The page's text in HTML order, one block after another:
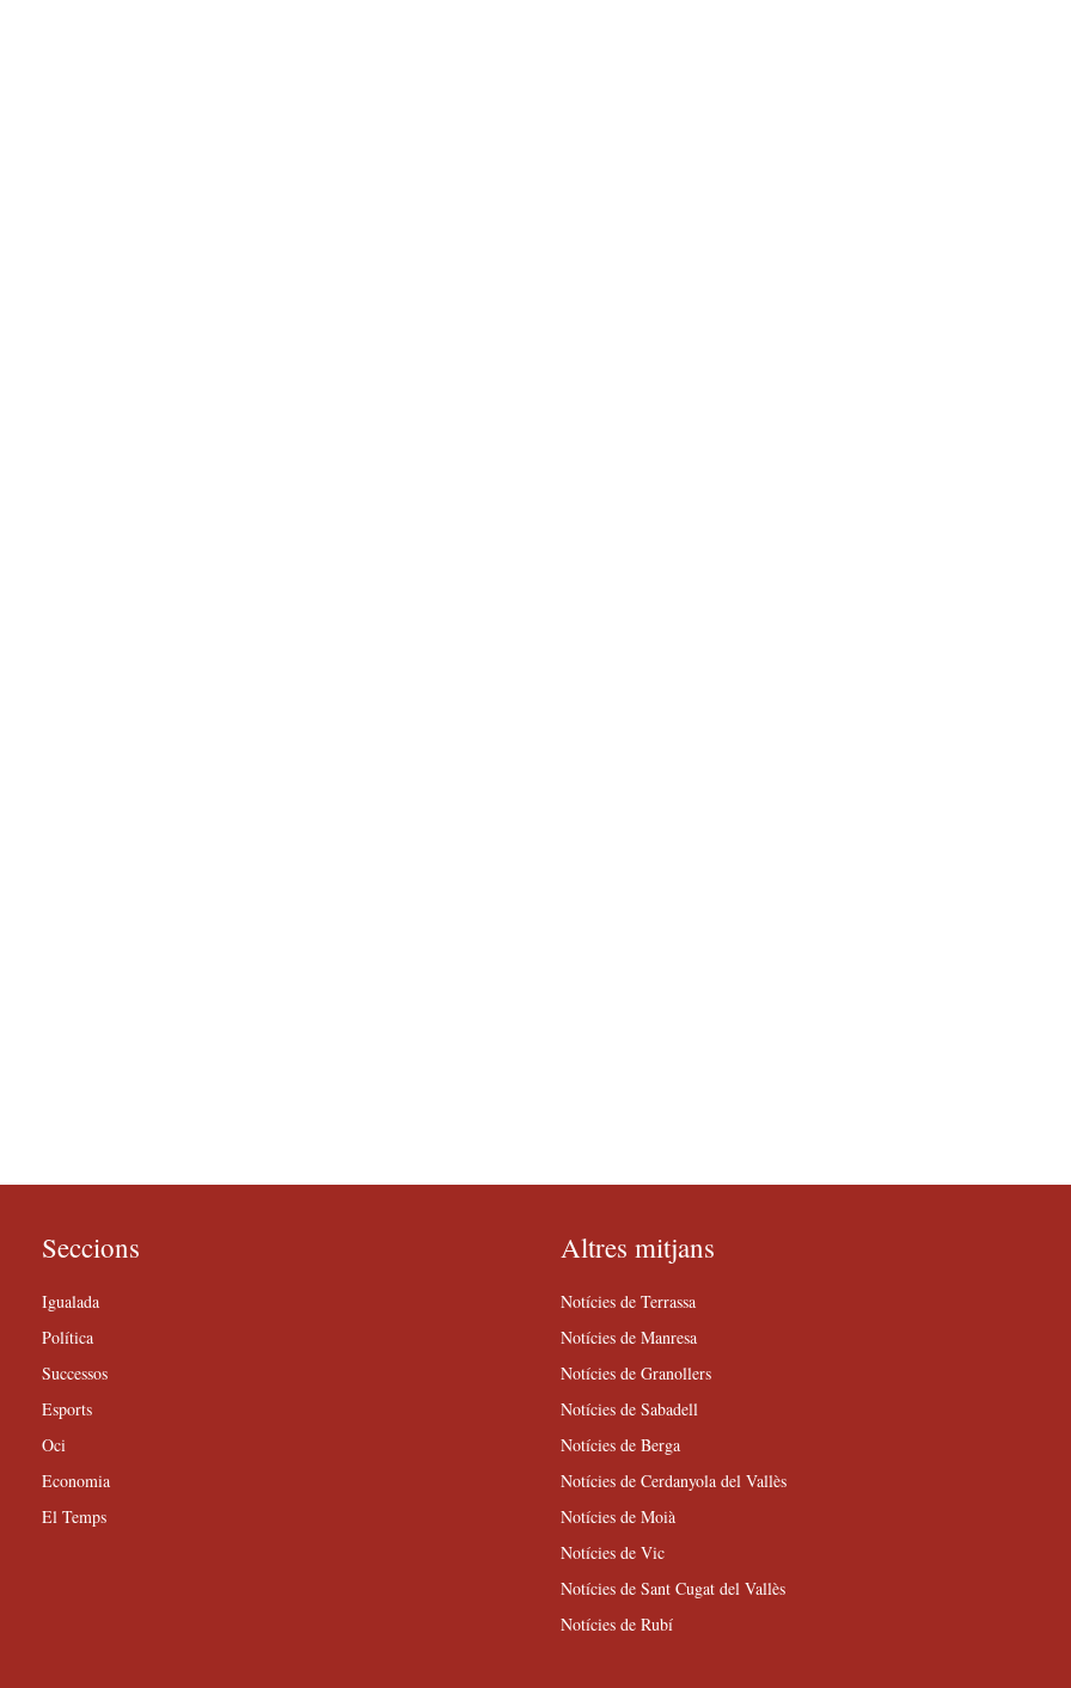
Seccions
Igualada
Política
Successos
Esports
Oci
Economia
El Temps
Altres mitjans
Notícies de Terrassa
Notícies de Manresa
Notícies de Granollers
Notícies de Sabadell
Notícies de Berga
Notícies de Cerdanyola del Vallès
Notícies de Moià
Notícies de Vic
Notícies de Sant Cugat del Vallès
Notícies de Rubí